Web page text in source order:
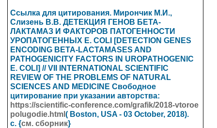
Ссылка для цитирования. Мирончик М.И.,
Слизень В.В. ДЕТЕКЦИЯ ГЕНОВ БЕТА-
ЛАКТАМАЗ И ФАКТОРОВ ПАТОГЕННОСТИ
УРОПАТОГЕННЫХ E. СOLI [DETECTION GENES
ENCODING BETA-LACTAMASES AND
PATHOGENICITY FACTORS IN UROPATHOGENIC
E. COLI] // VII INTERNATIONAL SCIENTIFIC
REVIEW OF THE PROBLEMS OF NATURAL
SCIENCES AND MEDICINE Свободное
цитирование при указании авторства:
https://scientific-conference.com/grafik/2018-vtoroe
polugodie.html ( Boston, USA - 03 October, 2018).
с. {см. сборник}